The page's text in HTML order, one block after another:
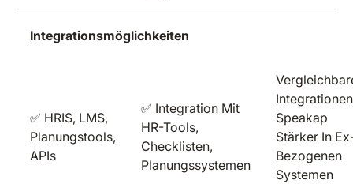
Integrationsmöglichkeiten
✅ HRIS, LMS,
Planungstools,
APIs
✅ Integration Mit
HR-Tools,
Checklisten,
Planungssystemen
Speakap
Stärker In
Bezogenen
Systemen